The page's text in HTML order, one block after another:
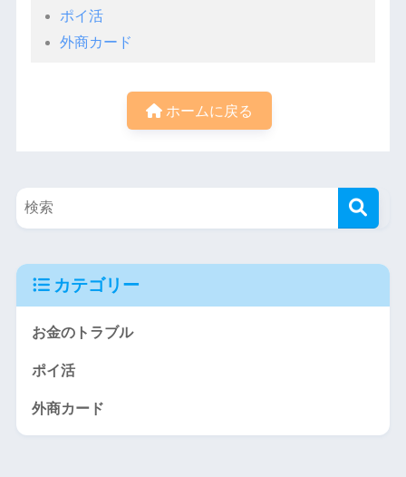
ポイ活
外商カード
ホームに戻る
カテゴリー
お金のトラブル
ポイ活
外商カード